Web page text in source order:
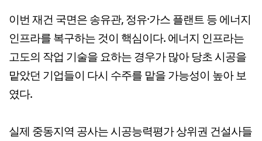
이번 재건 국면은 송유관, 정유·가스 플랜트 등 에너지
인프라를 복구하는 것이 핵심이다. 에너지 인프라는
고도의 작업 기술을 요하는 경우가 많아 당초 시공을
맡았던 기업들이 다시 수주를 맡을 가능성이 높아 보
였다.
실제 중동지역 공사는 시공능력평가 상위권 건설사들